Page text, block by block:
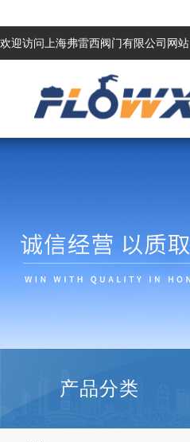
欢迎访问上海弗雷西阀门有限公司网站
产品分类